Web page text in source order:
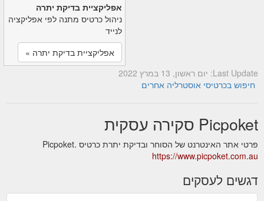
אפליקציית בדיקת יתרה
ניהול כרטיס מתנה לפי אפליקציה
לנייד
אפליקציית בדיקת יתרה »
Last Update: יום ראשון, 13 במרץ 2022
חיפוש בכרטיסי אוסטרליה אחרים
Picpoket סקירה עסקית
פרטי אתר האינטרנט של הסוחר ובדיקת יתרת כרטיס Picpoket.
https://www.picpoket.com.au
דגשים לעסקים